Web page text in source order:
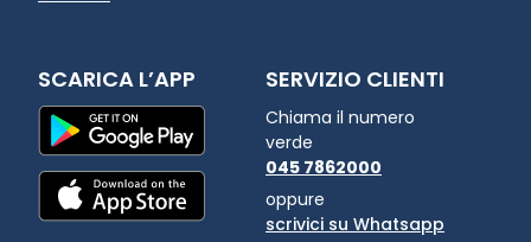
SCARICA L’APP SERVIZIO CLIENTI
Chiama il numero
verde
045 7862000
oppure
scrivici su Whatsapp